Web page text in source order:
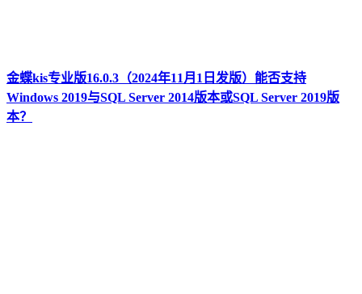
金蝶kis专业版16.0.3（2024年11月1日发版）能否支持
Windows 2019与SQL Server 2014版本或SQL Server 2019版
本？